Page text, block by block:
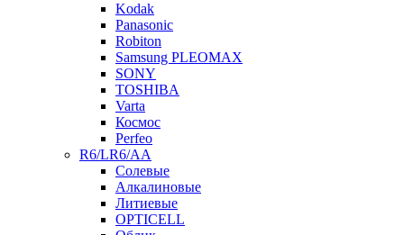
Kodak
Panasonic
Robiton
Samsung PLEOMAX
SONY
TOSHIBA
Varta
Космос
Perfeo
R6/LR6/AA
Солевые
Алкалиновые
Литиевые
OPTICELL